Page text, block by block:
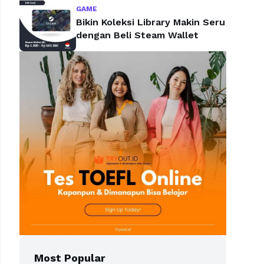
GAME
Bikin Koleksi Library Makin Seru
dengan Beli Steam Wallet
Most Popular